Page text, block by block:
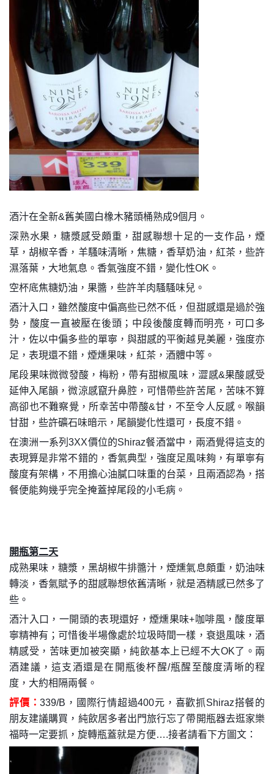
酒汁在全新&舊美國白橡木豬頭桶熟成9個月。
深熟水果，糖漿感受頗重，甜感聯想十足的一支作品，煙
草，胡椒辛香，羊騷味清晰，焦糖，香草奶油，紅茶，些許
濕落葉，大地氣息。香氣強度不錯，變化性OK。
空杯底焦糖奶油，果醬，些許羊肉騷騷味兒。
酒汁入口，雖然酸度中偏高些已然不低，但甜感還是過於強
勢，酸度一直被壓在後頭；中段後酸度轉而明亮，可口多
汁，佐以中偏多些的單寧，與甜感的平衡越見美麗，強度亦
足，表現還不錯，煙燻果味，紅茶，酒體中等。
尾段果味微微發酸，梅粉，帶有甜椒風味，澀感&果酸感受
延伸入尾韻，微涼感竄升鼻腔，可惜帶些許苦尾，苦味不算
高卻也不難察覺，所幸苦中帶酸&甘，不至令人反感。喉韻
甘甜，些許礦石味暗示，尾韻變化性還可，長度不錯。
在澳洲一系列3XX價位的Shiraz餐酒當中，兩酒覺得這支的
表現算是非常不錯的，香氣典型，強度足風味夠，有單寧有
酸度有架構，不用擔心油膩口味重的台菜，且兩酒認為，搭
餐便能夠幾乎完全掩蓋掉尾段的小毛病。
開瓶第二天
成熟果味，糖漿，黑胡椒牛排醬汁，煙燻氣息頗重，奶油味
轉淡，香氣賦予的甜感聯想依舊清晰，就是酒精感已然多了
些。
酒汁入口，一開頭的表現還好，煙燻果味+咖啡風，酸度單
寧精神有；可惜後半場像處於垃圾時間一樣，衰退風味，酒
精感受，苦味更加被突顯，純飲基本上已經不大OK了。兩
酒建議，這支酒還是在開瓶後杯醒/瓶醒至酸度清晰的程
度，大約相隔兩餐。
評價：339/B，國際行情超過400元，喜歡抓Shiraz搭餐的
朋友建議購買，純飲居多者出門旅行忘了帶開瓶器去逛家樂
福時一定要抓，旋轉瓶蓋就是方便….接者請看下方圖文：